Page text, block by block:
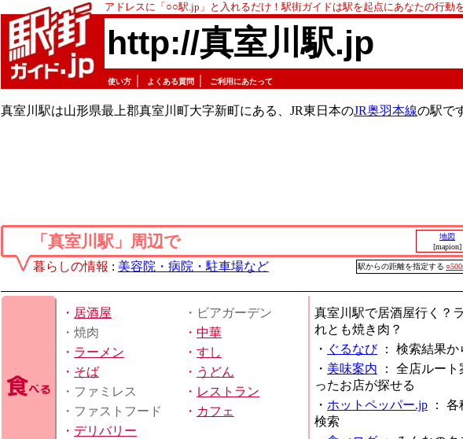
アドレスに「○○駅.jp」と入れるだけ！駅街ガイドは駅を起点にあなたの行動
http://真室川駅.jp
使い方 よくある質問 ご利用にあたって
真室川駅は山形県最上郡真室川町大字新町にある、JR東日本のJR奥羽本線の駅で
「真室川駅」周辺で
地図
[mapion]
暮らしの情報 : 美容院・病院・駐車場など 駅からの距離を指定する
・ 居酒屋
・ビアガーデン
・焼肉
・ 中華
・ ラーメン ・ すし
・ そば ・ うどん
・ファミレス
・ レストラン
・ファストフード
・ カフェ
・ デリバリー
真室川駅で居酒屋行く？
れとも焼き肉？
・ ぐるなび： 検索結果か
・ 美味案内 ： 全店ルート
ったお店が探せる
・ ホットペッパー.jp ： 各
検索